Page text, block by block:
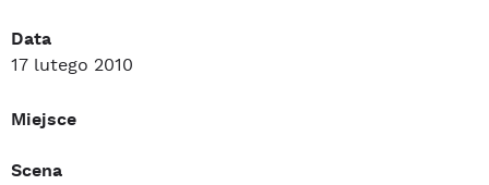
Data
17 lutego 2010
Miejsce
Scena